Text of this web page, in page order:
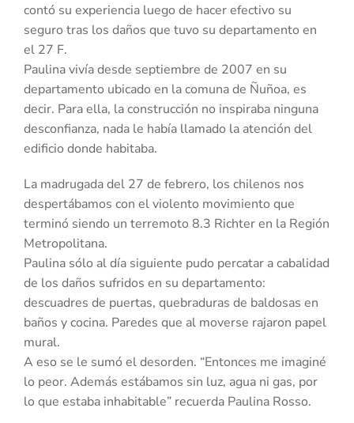
contó su experiencia luego de hacer efectivo su
seguro tras los daños que tuvo su departamento en
el 27 F.
Paulina vivía desde septiembre de 2007 en su
departamento ubicado en la comuna de Ñuñoa, es
decir. Para ella, la construcción no inspiraba ninguna
desconfianza, nada le había llamado la atención del
edificio donde habitaba.
La madrugada del 27 de febrero, los chilenos nos
despertábamos con el violento movimiento que
terminó siendo un terremoto 8.3 Richter en la Región
Metropolitana.
Paulina sólo al día siguiente pudo percatar a cabalidad
de los daños sufridos en su departamento:
descuadres de puertas, quebraduras de baldosas en
baños y cocina. Paredes que al moverse rajaron papel
mural.
A eso se le sumó el desorden. “Entonces me imaginé
lo peor. Además estábamos sin luz, agua ni gas, por
lo que estaba inhabitable” recuerda Paulina Rosso.